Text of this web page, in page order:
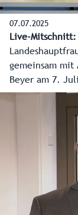
07.07.2025
Live-Mitschnitt:
gemeinsam mit
Beyer am 7.
Salzburger